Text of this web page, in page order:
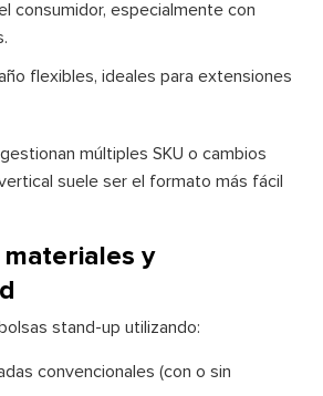
consumidor, especialmente con
flexibles, ideales para extensiones
múltiples SKU o cambios
suele ser el formato más fácil
y
stand-up utilizando:
convencionales (con o sin